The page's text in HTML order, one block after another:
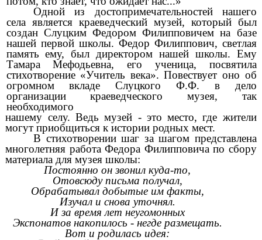
Одной из достопримечательностей нашего
села является краеведческий музей, который был
создан Слуцким Федором Филипповичем на базе
нашей первой школы. Федор Филиппович, светлая
память ему, был директором нашей школы. Ему
Тамара Мефодьевна, его ученица, посвятила
стихотворение «Учитель века». Повествует оно об
огромном вкладе Слуцкого Ф.Ф. в дело
организации краеведческого музея, так
необходимого
нашему селу. Ведь музей - это место, где жители
могут приобщиться к истории родных мест.
В стихотворении шаг за шагом представлена
многолетняя работа Федора Филипповича по сбору
материала для музея школы:
Постоянно он звонил куда-то,
Отовсюду письма получал,
Обрабатывал добытые им факты,
Изучал и снова уточнял.
И за время лет неугомонных
Экспонатов накопилось - негде размещать.
Вот и родилась идея: